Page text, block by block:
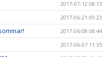
2017-07-12 08:13
2017-06-21 09:23
2017-06-08 08:44
2017-06-07 11:35